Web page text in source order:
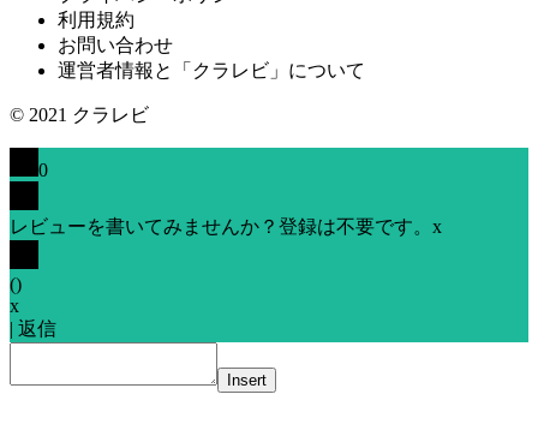
利用規約
お問い合わせ
運営者情報と「クラレビ」について
© 2021 クラレビ
0
レビューを書いてみませんか？登録は不要です。 x
()
x
| 返信
Insert